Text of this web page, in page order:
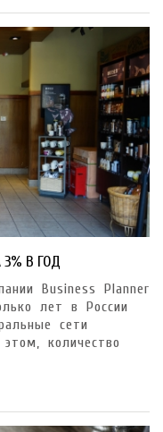
В ГОД
Business Planner
лет в России
сети
количество